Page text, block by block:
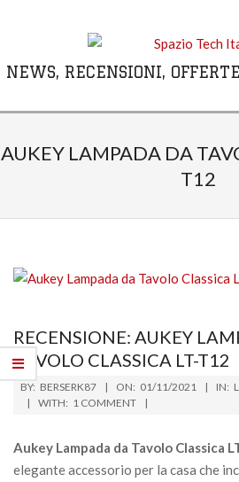
NEWS, RECENSIONI,
Menu
AUKEY LAMPADA DA
T12
RECENSIONE: AUKEY
TAVOLO CLASSICA LT-T12
2021-
11-
BY: BERSERK87 ON: 01/11/2021 IN:
WITH: 1 COMMENT
Aukey Lampada da Tavolo Classica
elegante accessorio per la casa che